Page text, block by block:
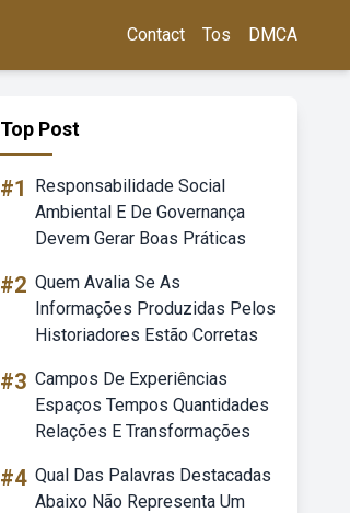
Contact Tos DMCA
Top Post
#1
Responsabilidade Social
Ambiental E De Governança
Devem Gerar Boas Práticas
#2 Quem Avalia Se As
Informações Produzidas Pelos
Historiadores Estão Corretas
#3 Campos De Experiências
Espaços Tempos Quantidades
Relações E Transformações
#4 Qual Das Palavras Destacadas
Abaixo Não Representa Um